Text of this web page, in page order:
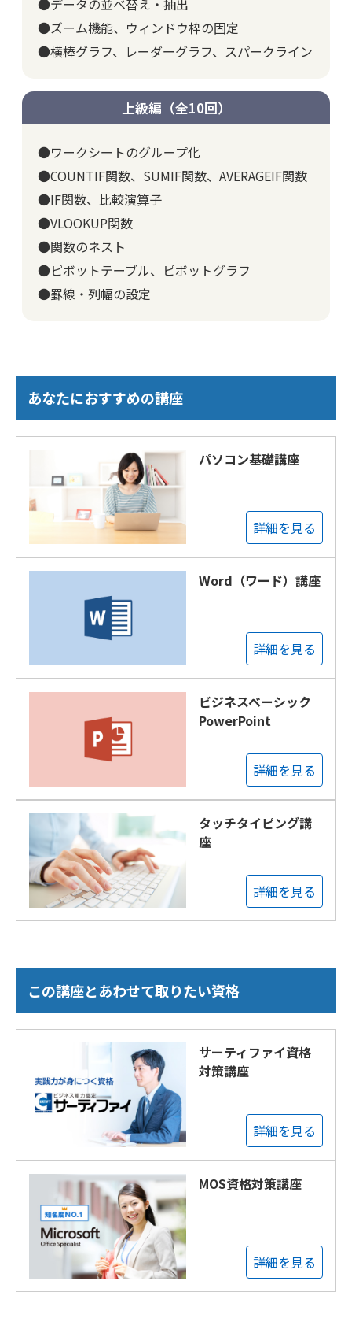
●データの並べ替え・抽出
●ズーム機能、ウィンドウ枠の固定
●横棒グラフ、レーダーグラフ、スパークライン
上級編（全10回）
●ワークシートのグループ化
●COUNTIF関数、SUMIF関数、AVERAGEIF関数
●IF関数、比較演算子
●VLOOKUP関数
●関数のネスト
●ピボットテーブル、ピボットグラフ
●罫線・列幅の設定
あなたにおすすめの講座
パソコン基礎講座
詳細を見る
Word（ワード）講座
詳細を見る
ビジネスベーシック
PowerPoint
詳細を見る
タッチタイピング講
座
詳細を見る
この講座とあわせて取りたい資格
サーティファイ資格
対策講座
詳細を見る
MOS資格対策講座
詳細を見る